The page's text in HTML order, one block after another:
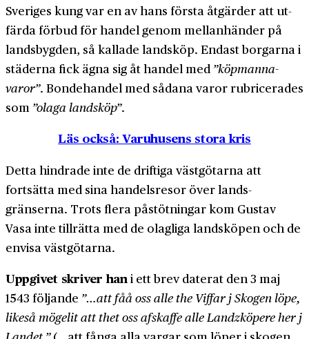
Sveriges kung var en av hans första åtgärder att ut­
färda förbud för handel genom mellan­händer på
lands­bygden, så kallade lands­köp. Endast borgarna i
städerna fick ägna sig åt handel med ”köpmanna­
varor”. Bonde­handel med sådana varor rubricerades
som ”olaga landsköp”.
Läs också: Varuhusens stora kris
Detta hindrade inte de driftiga väst­götarna att
fortsätta med sina handels­resor över lands­
gränserna. Trots flera påstötningar kom Gustav
Vasa inte tillrätta med de olagliga lands­köpen och de
envisa väst­götarna.
Uppgivet skriver hani ett brev daterat den 3 maj
1543 följande ”…att fåå oss alle the Viffar j Skogen löpe,
likeså mögelit att thet oss afskaffe alle Landzköpere her j